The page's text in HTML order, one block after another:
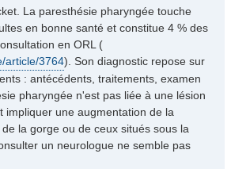
La paresthésie pharyngée touche
en bonne santé et constitue 4 % des
en ORL (
article/3764). Son diagnostic repose sur
: antécédents, traitements, examen
pharyngée n'est pas liée à une lésion
impliquer une augmentation de la
la gorge ou de ceux situés sous la
un neurologue ne semble pas